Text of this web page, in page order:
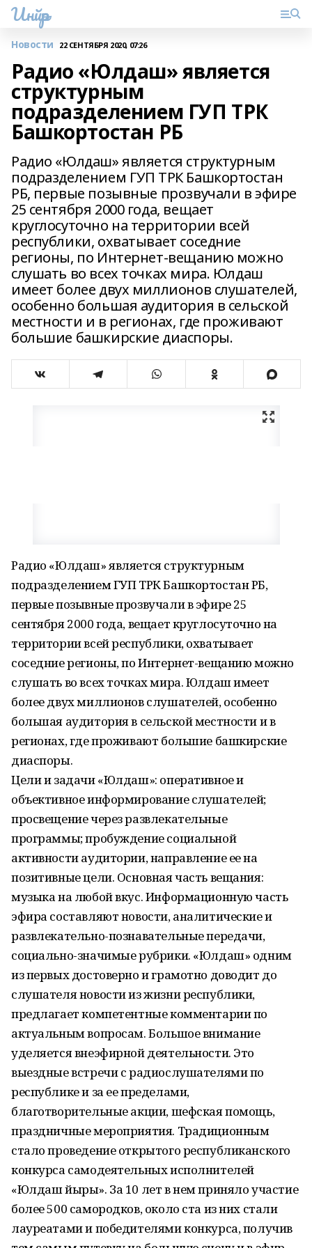
Инйәр
Новости 22 СЕНТЯБРЯ 2020, 07:26
Радио «Юлдаш» является
структурным
подразделением ГУП ТРК
Башкортостан РБ
Радио «Юлдаш» является структурным
подразделением ГУП ТРК Башкортостан
РБ, первые позывные прозвучали в эфире
25 сентября 2000 года, вещает
круглосуточно на территории всей
республики, охватывает соседние
регионы, по Интернет-вещанию можно
слушать во всех точках мира. Юлдаш
имеет более двух миллионов слушателей,
особенно большая аудитория в сельской
местности и в регионах, где проживают
большие башкирские диаспоры.
Радио «Юлдаш» является структурным
подразделением ГУП ТРК Башкортостан РБ,
первые позывные прозвучали в эфире 25
сентября 2000 года, вещает круглосуточно на
территории всей республики, охватывает
соседние регионы, по Интернет-вещанию можно
слушать во всех точках мира. Юлдаш имеет
более двух миллионов слушателей, особенно
большая аудитория в сельской местности и в
регионах, где проживают большие башкирские
диаспоры.
Цели и задачи «Юлдаш»: оперативное и
объективное информирование слушателей;
просвещение через развлекательные
программы; пробуждение социальной
активности аудитории, направление ее на
позитивные цели. Основная часть вещания:
музыка на любой вкус. Информационную часть
эфира составляют новости, аналитические и
развлекательно-познавательные передачи,
социально-значимые рубрики. «Юлдаш» одним
из первых достоверно и грамотно доводит до
слушателя новости из жизни республики,
предлагает компетентные комментарии по
актуальным вопросам. Большое внимание
уделяется внеэфирной деятельности. Это
выездные встречи с радиослушателями по
республике и за ее пределами,
благотворительные акции, шефская помощь,
праздничные мероприятия. Традиционным
стало проведение открытого республиканского
конкурса самодеятельных исполнителей
«Юлдаш йыры». За 10 лет в нем приняло участие
более 500 самородков, около ста из них стали
лауреатами и победителями конкурса, получив